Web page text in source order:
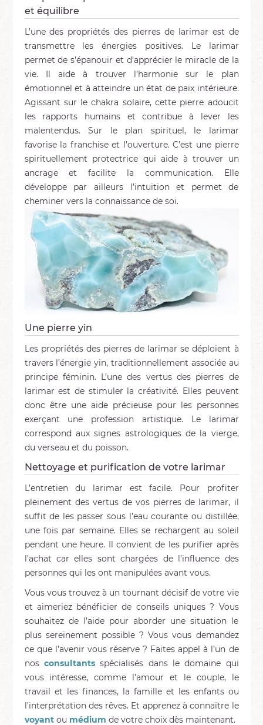
et équilibre
L’une des propriétés des pierres de larimar est de
transmettre les énergies positives. Le larimar
permet de s’épanouir et d’apprécier le miracle de la
vie. Il aide à trouver l’harmonie sur le plan
émotionnel et à atteindre un état de paix intérieure.
Agissant sur le chakra solaire, cette pierre adoucit
les rapports humains et contribue à lever les
malentendus. Sur le plan spirituel, le larimar
favorise la franchise et l’ouverture. C’est une pierre
spirituellement protectrice qui aide à trouver un
ancrage et facilite la communication. Elle
développe par ailleurs l’intuition et permet de
cheminer vers la connaissance de soi.
Une pierre yin
Les propriétés des pierres de larimar se déploient à
travers l’énergie yin, traditionnellement associée au
principe féminin. L’une des vertus des pierres de
larimar est de stimuler la créativité. Elles peuvent
donc être une aide précieuse pour les personnes
exerçant une profession artistique. Le larimar
correspond aux signes astrologiques de la vierge,
du verseau et du poisson.
Nettoyage et purification de votre larimar
L’entretien du larimar est facile. Pour profiter
pleinement des vertus de vos pierres de larimar, il
suffit de les passer sous l’eau courante ou distillée,
une fois par semaine. Elles se rechargent au soleil
pendant une heure. Il convient de les purifier après
l’achat car elles sont chargées de l’influence des
personnes qui les ont manipulées avant vous.
Vous vous trouvez à un tournant décisif de votre vie
et aimeriez bénéficier de conseils uniques ? Vous
souhaitez de l’aide pour aborder une situation le
plus sereinement possible ? Vous vous demandez
ce que l’avenir vous réserve ? Faites appel à l’un de
nos consultantsspécialisés dans le domaine qui
vous intéresse, comme l’amour et le couple, le
travail et les finances, la famille et les enfants ou
l’interprétation des rêves. Et apprenez à connaître le
voyantou médium de votre choix dès maintenant.